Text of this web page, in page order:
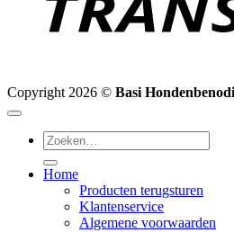
Copyright 2026 © Basi
Zoeken
naar:
Home
Producten terugsturen
Klantenservice
Algemene voorwaarden